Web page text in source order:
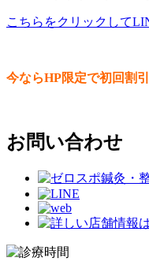
こちらをクリックして
今ならHP限定で初回割
お問い合わせ